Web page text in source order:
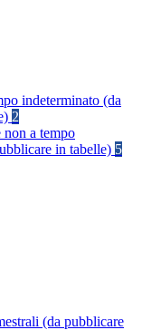
indeterminato (da
2
non a tempo
in tabelle) 5
(da pubblicare